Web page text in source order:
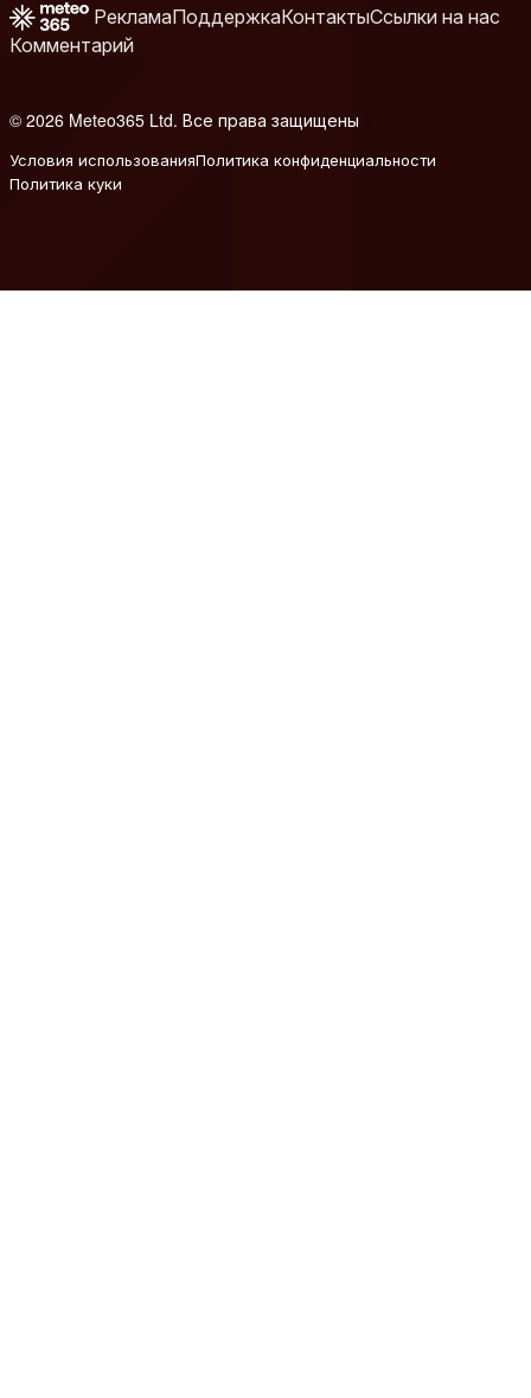
РекламаПоддержкаКонтактыСсылки на нас
Комментарий
© 2026 Meteo365 Ltd. Все права защищены
Условия использованияПолитика конфиденциальности
Политика куки